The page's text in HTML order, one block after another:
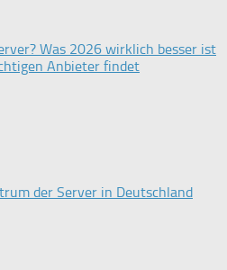
Was 2026 wirklich besser ist
Anbieter findet
der Server in Deutschland